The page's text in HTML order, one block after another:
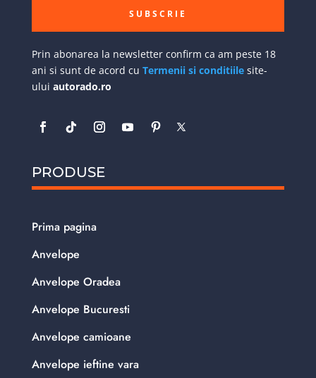
SUBSCRIE
Prin abonarea la newsletter confirm ca am peste 18
ani si sunt de acord cu Termenii si conditiilesite-
ului autorado.ro
PRODUSE
Prima pagina
Anvelope
Anvelope Oradea
Anvelope Bucuresti
Anvelope camioane
Anvelope ieftine vara